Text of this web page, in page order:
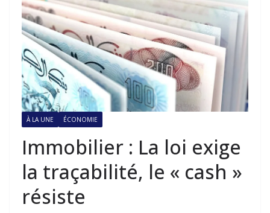
À LA UNE ÉCONOMIE
Immobilier : La loi exige
la traçabilité, le « cash »
résiste